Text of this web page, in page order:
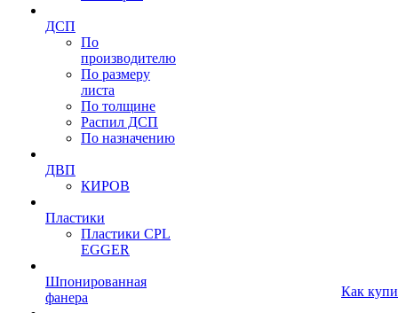
ДСП
По
производителю
По размеру
листа
По толщине
Распил ДСП
По назначению
ДВП
КИРОВ
Пластики
Пластики CPL
EGGER
Шпонированная
фанера
Как